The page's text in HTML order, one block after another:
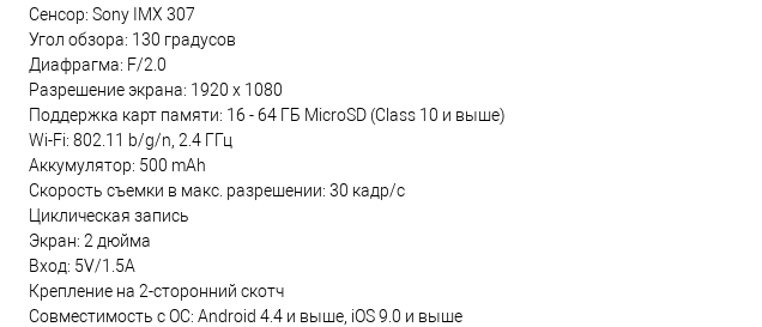
Сенсор: Sony IMX 307
Угол обзора: 130 градусов
Диафрагма: F/2.0
Разрешение экрана: 1920 x 1080
Поддержка карт памяти: 16 - 64 ГБ MicroSD (Class 10 и выше)
Wi-Fi: 802.11 b/g/n, 2.4 ГГц
Аккумулятор: 500 mAh
Скорость съемки в макс. разрешении: 30 кадр/с
Циклическая запись
Экран: 2 дюйма
Вход: 5V/1.5A
Крепление на 2-сторонний скотч
Совместимость с ОС: Android 4.4 и выше, iOS 9.0 и выше